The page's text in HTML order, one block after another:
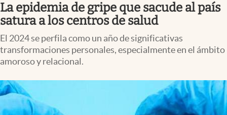
La epidemia de gripe que sacude al país
satura a los centros de salud
El 2024 se perfila como un año de significativas
transformaciones personales, especialmente en el ámbito
amoroso y relacional.